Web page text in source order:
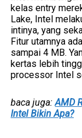
kelas entry
Lake, Intel
intinya, yang
Fitur utamnya
sampai 4 MB.
kertas lebih
processor Intel
baca juga: AMD
Intel Bikin Apa?